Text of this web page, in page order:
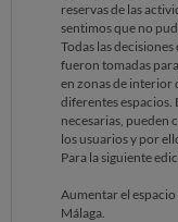
reservas de las
sentimos que no
Todas las
fueron tomadas
en zonas de interior
diferentes espacios.
necesarias,
los usuarios y por
Para la siguiente
Aumentar el
Málaga.